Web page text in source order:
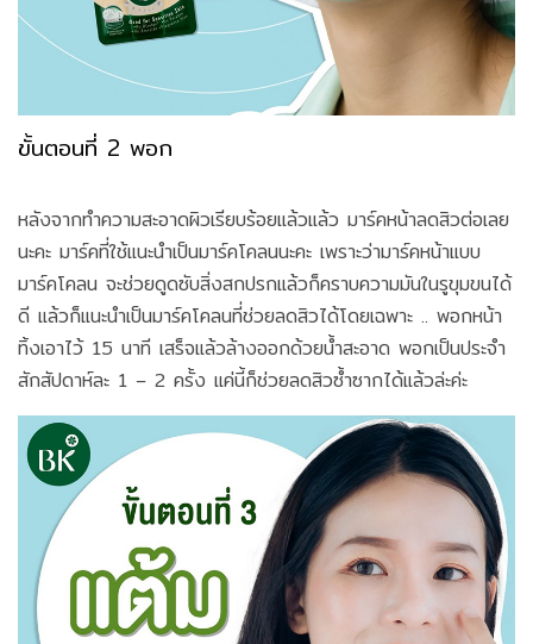
ขั้นตอนที่ 2 พอก
หลังจากทำความสะอาดผิวเรียบร้อยแล้วแล้ว มาร์คหน้าลดสิวต่อเลย
นะคะ มาร์คที่ใช้แนะนำเป็นมาร์คโคลนนะคะ เพราะว่ามาร์คหน้าแบบ
มาร์คโคลน จะช่วยดูดซับสิ่งสกปรกแล้วก็คราบความมันในรูขุมขนได้
ดี แล้วก็แนะนำเป็นมาร์คโคลนที่ช่วยลดสิวได้โดยเฉพาะ .. พอกหน้า
ทิ้งเอาไว้ 15 นาที เสร็จแล้วล้างออกด้วยน้ำสะอาด พอกเป็นประจำ
สักสัปดาห์ละ 1 – 2 ครั้ง แค่นี้ก็ช่วยลดสิวซ้ำซากได้แล้วล่ะค่ะ